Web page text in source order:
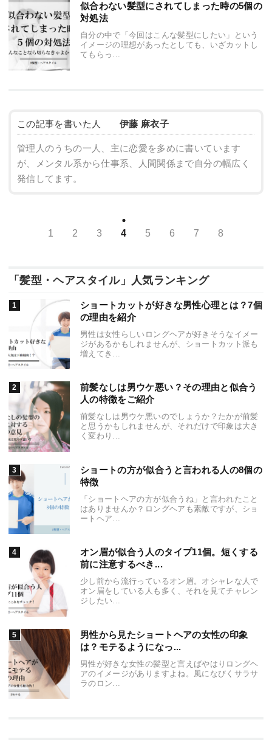
似合わない髪型にされてしまった時の5個の
対処法
自分の中で「今回はこんな髪型にしたい」という
イメージの理想があったとしても、いざカットし
てもらっ...
この記事を書いた人 伊藤 麻衣子
管理人のうちの一人、主に恋愛を多めに書いています
が、メンタル系から仕事系、人間関係まで自分の幅広く
発信してます。
1 2 3 4 5 6 7 8
「髪型・ヘアスタイル」人気ランキング
ショートカットが好きな男性心理とは？7個
の理由を紹介
男性は女性らしいロングヘアが好きそうなイメー
ジがあるかもしれませんが、ショートカット派も
増えてき...
前髪なしは男ウケ悪い？その理由と似合う
人の特徴をご紹介
前髪なしは男ウケ悪いのでしょうか？たかが前髪
と思うかもしれませんが、それだけで印象は大き
く変わり...
ショートの方が似合うと言われる人の8個の
特徴
「ショートヘアの方が似合うね」と言われたこと
はありませんか？ロングヘアも素敵ですが、ショ
ートヘア...
オン眉が似合う人のタイプ11個。短くする
前に注意するべき...
少し前から流行っているオン眉。オシャレな人で
オン眉をしている人も多く、それを見てチャレン
ジしたい...
男性から見たショートヘアの女性の印象
は？モテるようになっ...
男性が好きな女性の髪型と言えばやはりロングヘ
アのイメージがありますよね。風になびくサラサ
ラのロン...